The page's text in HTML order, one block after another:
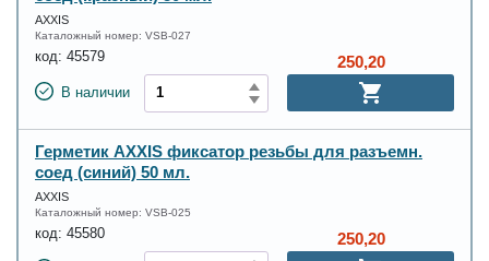
AXXIS
Каталожный номер: VSB-027
код: 45579
В наличии
250,20
Герметик AXXIS фиксатор резьбы для разъемн.
соед (синий) 50 мл.
AXXIS
Каталожный номер: VSB-025
код: 45580 250,20